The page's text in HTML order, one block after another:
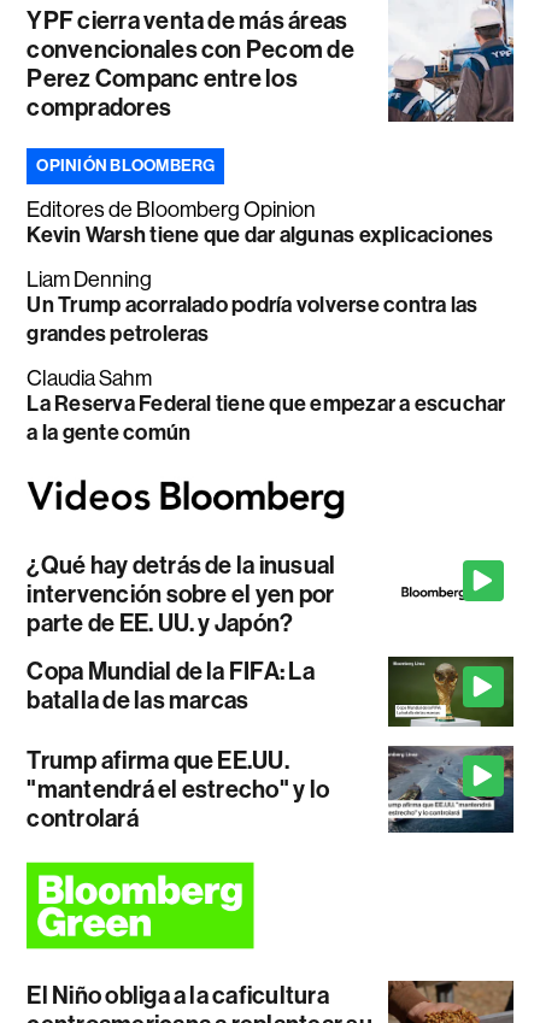
YPF cierra venta de más áreas
convencionales con Pecom de
Perez Companc entre los
compradores
OPINIÓN BLOOMBERG
Editores de Bloomberg Opinion
Kevin Warsh tiene que dar algunas explicaciones
Liam Denning
Un Trump acorralado podría volverse contra las
grandes petroleras
Claudia Sahm
La Reserva Federal tiene que empezar a escuchar
a la gente común
¿Qué hay detrás de la inusual
intervención sobre el yen por
parte de EE. UU. y Japón?
Copa Mundial de la FIFA: La
batalla de las marcas
Trump afirma que EE.UU.
"mantendrá el estrecho" y lo
controlará
El Niño obliga a la caficultura